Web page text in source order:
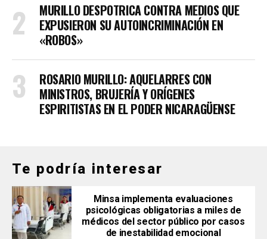
MURILLO DESPOTRICA CONTRA MEDIOS QUE
EXPUSIERON SU AUTOINCRIMINACIÓN EN
«ROBOS»
ROSARIO MURILLO: AQUELARRES CON
MINISTROS, BRUJERÍA Y ORÍGENES
ESPIRITISTAS EN EL PODER NICARAGÜENSE
Te podría interesar
Minsa implementa evaluaciones
psicológicas obligatorias a miles de
médicos del sector público por casos
de inestabilidad emocional